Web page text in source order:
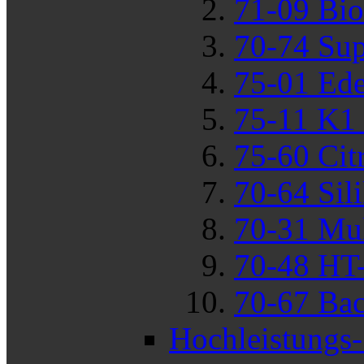
71-09
70-74
75-01
75-11
75-60
70-64
70-31
70-48
70-67